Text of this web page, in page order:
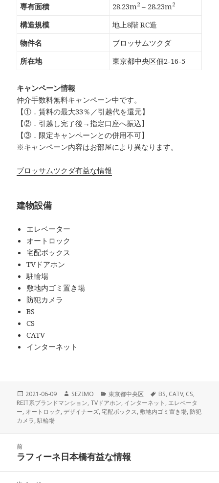
専有面積
28.23m2 – 28.23m2
構造規模
地上8階 RC造
物件名
ブロッサムツクダ
所在地
東京都中央区佃2-16-5
キャンペーン情報
仲介手数料無料キャンペーン中です。
【①．賃料の最大33％／引越代を還元】
【②．引越し完了後→指定口座へ振込】
【③．限定キャンペーンとの併用不可】
※キャンペーン内容はお部屋により異なります。
ブロッサムツクダ有益な情報
建物設備
エレベーター
オートロック
宅配ボックス
TVドアホン
駐輪場
敷地内ゴミ置き場
防犯カメラ
BS
CS
CATV
インターネット
投
稿
日:
2021-06-09
作
成
者
SEZIMO
カ
テ
ゴ
東京都中央区
タ
グ
BS, CATV, CS,
REIT系ブランドマンション, TVドアホン, インターネット , エレベータ
ー, オートロック,デザイナーズ,宅配ボックス, 敷地内ゴミ置き場,防犯
カメラ,駐輪場
前
前
投
ラフィーネ日本橋有益な情報